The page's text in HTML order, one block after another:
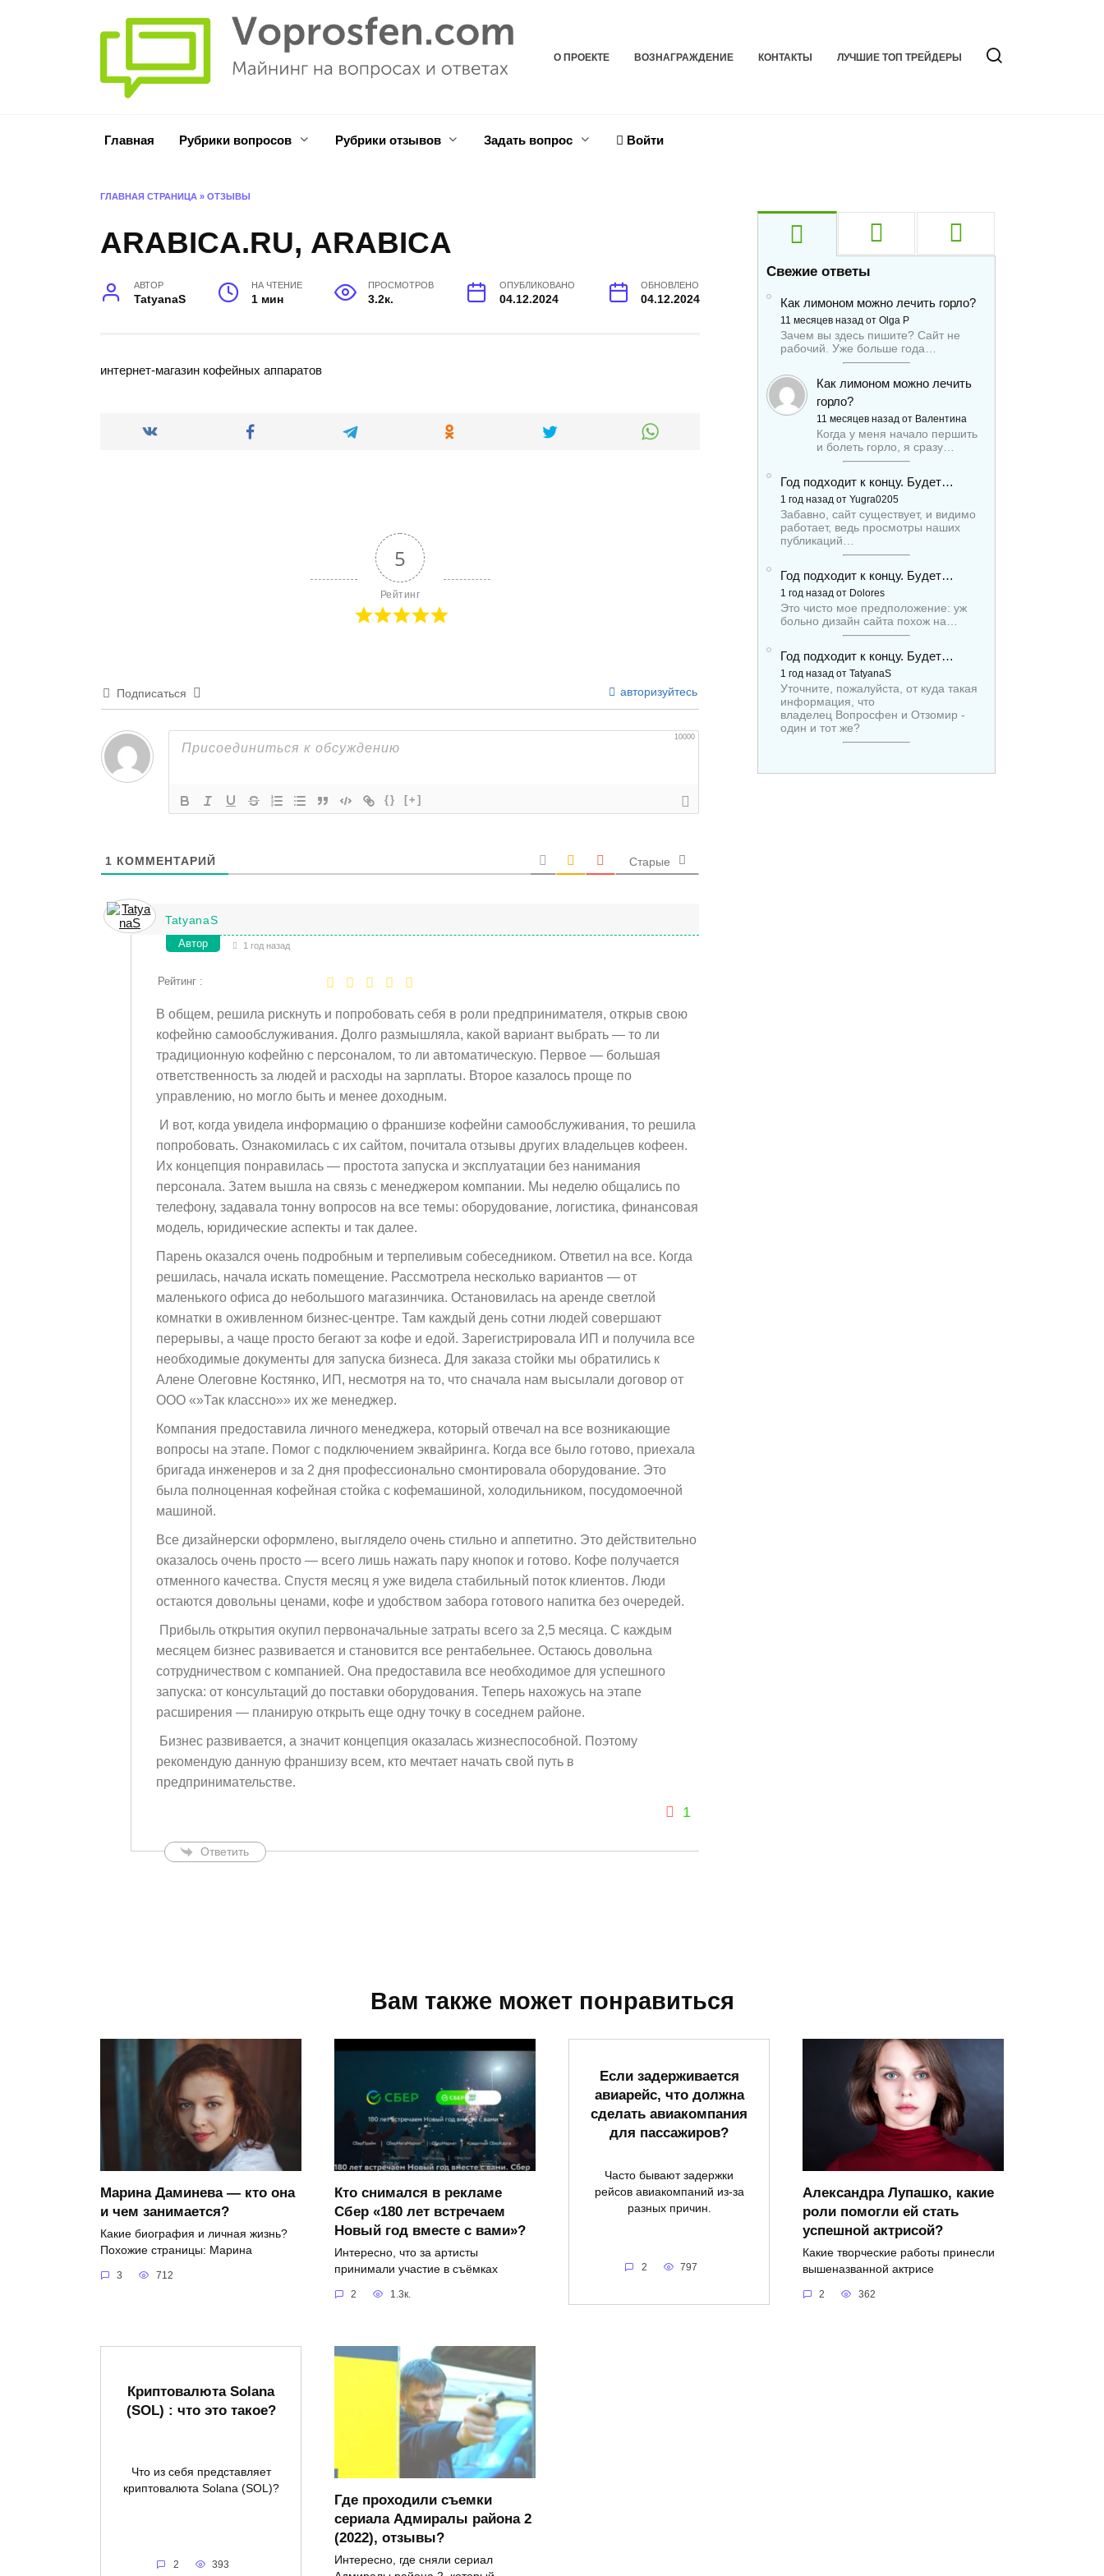
О ПРОЕКТЕ ВОЗНАГРАЖДЕНИЕ КОНТАКТЫ ЛУЧШИЕ ТОП ТРЕЙДЕРЫ
Главная Рубрики вопросов Рубрики отзывов Задать вопрос Войти
ГЛАВНАЯ СТРАНИЦА » ОТЗЫВЫ
ARABICA.RU, ARABICA
АВТОР
TatyanaS
НА ЧТЕНИЕ
1 мин
ПРОСМОТРОВ
3.2к.
ОПУБЛИКОВАНО
04.12.2024
ОБНОВЛЕНО
04.12.2024
интернет-магазин кофейных аппаратов
5
Рейтинг
Подписаться авторизуйтесь
10000
{} [+]
1 КОММЕНТАРИЙ Старые
TatyanaS
Автор 1 год назад
Рейтинг :
В общем, решила рискнуть и попробовать себя в роли предпринимателя, открыв свою
кофейню самообслуживания. Долго размышляла, какой вариант выбрать — то ли
традиционную кофейню с персоналом, то ли автоматическую. Первое — большая
ответственность за людей и расходы на зарплаты. Второе казалось проще по
управлению, но могло быть и менее доходным.
И вот, когда увидела информацию о франшизе кофейни самообслуживания, то решила
попробовать. Ознакомилась с их сайтом, почитала отзывы других владельцев кофеен.
Их концепция понравилась — простота запуска и эксплуатации без нанимания
персонала. Затем вышла на связь с менеджером компании. Мы неделю общались по
телефону, задавала тонну вопросов на все темы: оборудование, логистика, финансовая
модель, юридические аспекты и так далее.
Парень оказался очень подробным и терпеливым собеседником. Ответил на все. Когда
решилась, начала искать помещение. Рассмотрела несколько вариантов — от
маленького офиса до небольшого магазинчика. Остановилась на аренде светлой
комнатки в оживленном бизнес-центре. Там каждый день сотни людей совершают
перерывы, а чаще просто бегают за кофе и едой. Зарегистрировала ИП и получила все
необходимые документы для запуска бизнеса. Для заказа стойки мы обратились к
Алене Олеговне Костянко, ИП, несмотря на то, что сначала нам высылали договор от
ООО «»Так классно»» их же менеджер.
Компания предоставила личного менеджера, который отвечал на все возникающие
вопросы на этапе. Помог с подключением эквайринга. Когда все было готово, приехала
бригада инженеров и за 2 дня профессионально смонтировала оборудование. Это
была полноценная кофейная стойка с кофемашиной, холодильником, посудомоечной
машиной.
Все дизайнерски оформлено, выглядело очень стильно и аппетитно. Это действительно
оказалось очень просто — всего лишь нажать пару кнопок и готово. Кофе получается
отменного качества. Спустя месяц я уже видела стабильный поток клиентов. Люди
остаются довольны ценами, кофе и удобством забора готового напитка без очередей.
Прибыль открытия окупил первоначальные затраты всего за 2,5 месяца. С каждым
месяцем бизнес развивается и становится все рентабельнее. Остаюсь довольна
сотрудничеством с компанией. Она предоставила все необходимое для успешного
запуска: от консультаций до поставки оборудования. Теперь нахожусь на этапе
расширения — планирую открыть еще одну точку в соседнем районе.
Бизнес развивается, а значит концепция оказалась жизнеспособной. Поэтому
рекомендую данную франшизу всем, кто мечтает начать свой путь в
предпринимательстве.
1
Ответить
Свежие ответы
Как лимоном можно лечить горло?
11 месяцев назад от Olga P
Зачем вы здесь пишите? Сайт не
рабочий. Уже больше года…
Как лимоном можно лечить
горло?
11 месяцев назад от Валентина
Когда у меня начало першить
и болеть горло, я сразу…
Год подходит к концу. Будет…
1 год назад от Yugra0205
Забавно, сайт существует, и видимо
работает, ведь просмотры наших
публикаций…
Год подходит к концу. Будет…
1 год назад от Dolores
Это чисто мое предположение: уж
больно дизайн сайта похож на…
Год подходит к концу. Будет…
1 год назад от TatyanaS
Уточните, пожалуйста, от куда такая
информация, что
владелец Вопросфен и Отзомир -
один и тот же?
Вам также может понравиться
Марина Даминева — кто она
и чем занимается?
Какие биография и личная жизнь?
Похожие страницы: Марина
3 712
Кто снимался в рекламе
Сбер «180 лет встречаем
Новый год вместе с вами»?
Интересно, что за артисты
принимали участие в съёмках
2 1.3к.
Если задерживается
авиарейс, что должна
сделать авиакомпания
для пассажиров?
Часто бывают задержки
рейсов авиакомпаний из-за
разных причин.
2 797
Александра Лупашко, какие
роли помогли ей стать
успешной актрисой?
Какие творческие работы принесли
вышеназванной актрисе
2 362
Криптовалюта Solana
(SOL) : что это такое?
Что из себя представляет
криптовалюта Solana (SOL)?
2 393
Где проходили съемки
сериала Адмиралы района 2
(2022), отзывы?
Интересно, где сняли сериал